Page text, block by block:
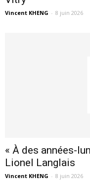
Vincent KHENG - 8 juin 2026
« À des années-
Lionel Langlais
Vincent KHENG - 8 juin 2026